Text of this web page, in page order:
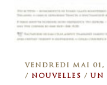
VENDREDI MAI
/ NOUVELLES /UN